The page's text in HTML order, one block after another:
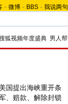
- 微博 - BBS - 我说两句
狐视频年度盛典 男人帮
国提出海峡重开条
、赔款、解除封锁